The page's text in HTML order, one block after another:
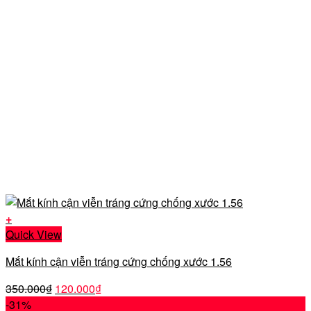
+
Quick View
Mắt kính cận viễn tráng cứng chống xước 1.56
350.000₫ Giá
120.000₫Giá
-31%